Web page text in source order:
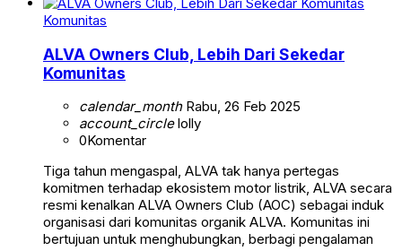
Komunitas
ALVA Owners Club, Lebih Dari Sekedar
Komunitas
calendar_monthRabu, 26 Feb 2025
account_circlelolly
0Komentar
Tiga tahun mengaspal, ALVA tak hanya pertegas
komitmen terhadap ekosistem motor listrik, ALVA secara
resmi kenalkan ALVA Owners Club (AOC) sebagai induk
organisasi dari komunitas organik ALVA. Komunitas ini
bertujuan untuk menghubungkan, berbagi pengalaman